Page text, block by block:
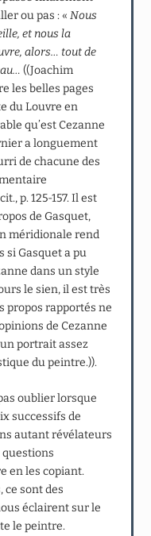
ou pas : «Nous
et nous la
alors… tout de
((Joachim
les belles pages
du Louvre en
qu’est Cezanne
a longuement
de chacune des
p. 125-157. Il est
de Gasquet,
méridionale rend
si Gasquet a pu
dans un style
le sien, il est très
propos rapportés ne
de Cezanne
portrait assez
du peintre.)).
oublier lorsque
successifs de
autant révélateurs
questions
en les copiant.
ce sont des
éclairent sur le
le peintre.